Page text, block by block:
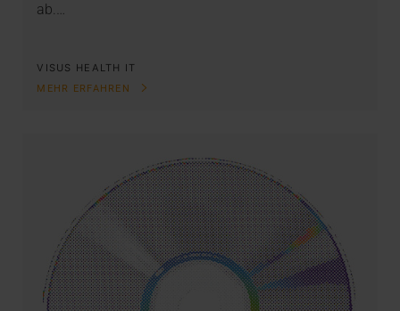
ab.…
VISUS HEALTH IT
MEHR ERFAHREN